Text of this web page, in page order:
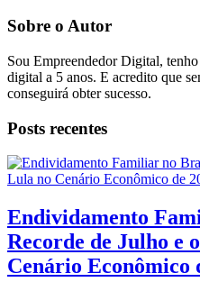
Sobre o Autor
Sou Empreendedor Digital,
digital a 5 anos. E acredito que
conseguirá obter sucesso.
Posts recentes
Endividamento
Recorde de Julho e
Cenário Econômico